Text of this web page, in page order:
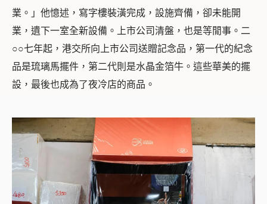
業。」他憶述，寫字樓裝潢完成，設施齊備，卻未能開
業，遺下一室全新設備。上市公司清盤，也是等閒事。二
○○七年起，港交所向上市公司送贈記念品，第一代的紀念
品是琉璃馬擺件，第二代則是水晶金箔牛。這些華美的擺
設，最後也成為了夜冷店的商品。